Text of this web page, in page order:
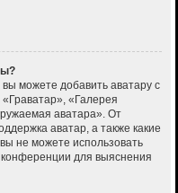
можете добавить аватару с
«Галерея
аватара». От
аватар, а также какие
не можете использовать
для выяснения